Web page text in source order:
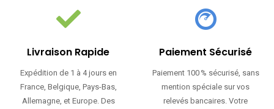
Livraison Rapide
Expédition de 1 à 4 jours en
France, Belgique, Pays-Bas,
Allemagne, et Europe. Des
Paiement Sécurisé
Paiement 100 % sécurisé, sans
mention spéciale sur vos
relevés bancaires. Votre